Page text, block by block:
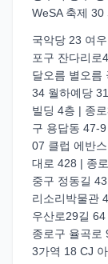
WeSA 축제 30
국악당 23 여
포구 잔다리로
달오름 별오름
34 월하예당
빌딩 4층 | 종
구 용답동 47-
07 클럽 에반
대로 428 | 종
중구 정동길
리소리박물관
우산로29길
종로구 율곡로
3가역 18 CJ